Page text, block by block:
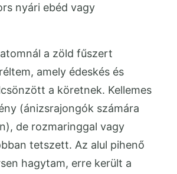
nyári ebéd vagy
a zöld fűszert
amely édeskés és
a köretnek. Kellemes
(ánizsrajongók számára
de rozmaringgal vagy
tetszett. Az alul pihenő
hagytam, erre került a